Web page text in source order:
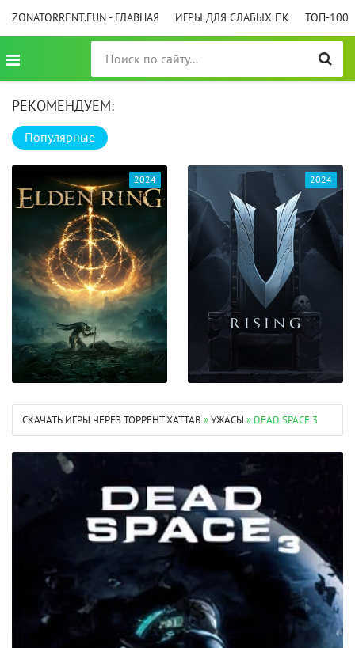
ZONATORRENT.FUN - ГЛАВНАЯ ИГРЫ ДЛЯ СЛАБЫХ ПК ТОП-100
РЕКОМЕНДУЕМ:
Популярные
2024 2024
СКАЧАТЬ ИГРЫ ЧЕРЕЗ ТОРРЕНТ XATTAB »УЖАСЫ » DEAD SPACE 3